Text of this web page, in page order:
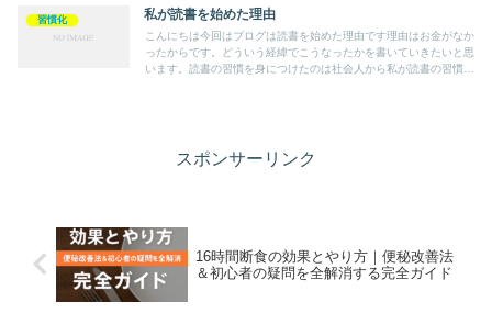
習慣化 私が読書を始めた理由
こんにちは今回はブログは読書を始めた理由です理由はお金がなか
ったからです。どういう経緯でこうなったかを書いていきたいと思
います。読書の習慣を身につけたのは社会人から私が読書の習慣を
スポンサーリンク
16時間断食の効果とやり方｜便秘改善法
＆初心者の疑問を全解消する完全ガイド